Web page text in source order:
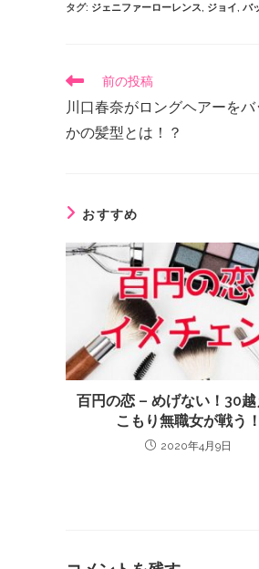
タグ: ジェニファーローレンス, ジョイ, バ
前の投稿
川口春奈がロングヘアーを
かの髪型とは！？
おすすめ
百円の恋 – めげない！30越
こもり無職女が戦う！
2020年4月9日